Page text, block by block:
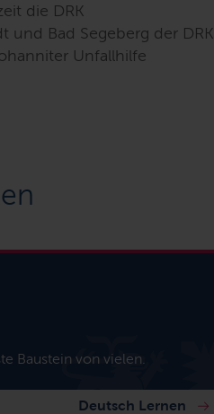
die DRK
und Bad Segeberg der DRK
Unfallhilfe
Baustein von vielen.
Deutsch Lernen